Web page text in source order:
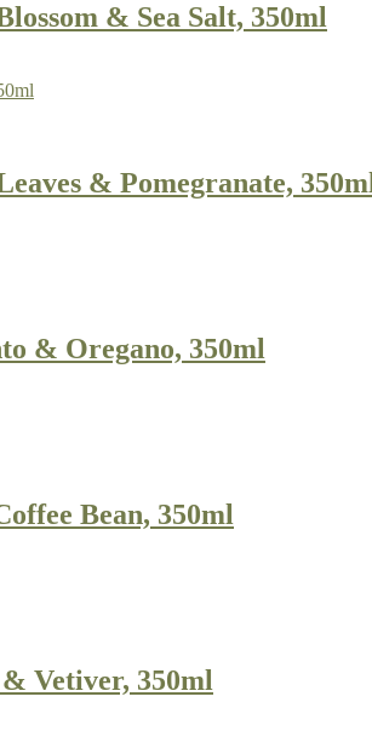
& Sea Salt, 350ml
& Pomegranate, 350ml
& Oregano, 350ml
Bean, 350ml
Vetiver, 350ml